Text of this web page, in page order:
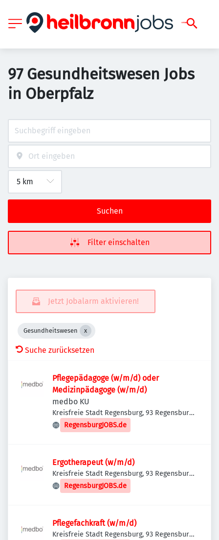
97 Gesundheitswesen Jobs
in Oberpfalz
Suchen
Filter einschalten
Jetzt Jobalarm aktivieren!
Gesundheitswesen
Suche zurücksetzen
Pflegepädagoge (w/m/d) oder
Medizinpädagoge (w/m/d)
medbo KU
Kreisfreie Stadt Regensburg, 93 Regensburg,
Deutschland
RegensburgJOBS.de
Ergotherapeut (w/m/d)
Kreisfreie Stadt Regensburg, 93 Regensburg,
Deutschland
RegensburgJOBS.de
Pflegefachkraft (w/m/d)
Kreisfreie Stadt Regensburg, 93 Regensburg,